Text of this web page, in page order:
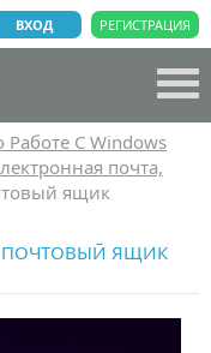
РЕГИСТРАЦИЯ
ВХОД
C Windows
почта,
ящик
ЯЩИК